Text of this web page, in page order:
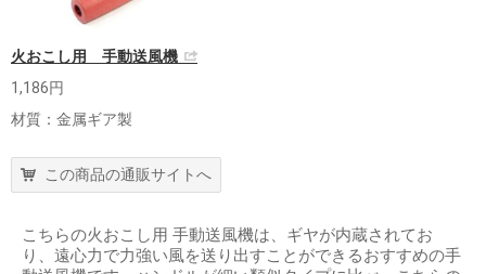
火おこし用 手動送風機
1,186円
材質：金属ギア製
この商品の通販サイトへ
こちらの火おこし用 手動送風機は、ギヤが内蔵されてお
り、遠心力で力強い風を送り出すことができるおすすめの手